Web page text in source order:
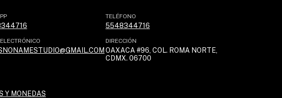
TELÉFONO
5548344716
DIRECCIÓN
OAXACA #96, COL. ROMA NORTE,
CDMX. 06700
Y MONEDAS